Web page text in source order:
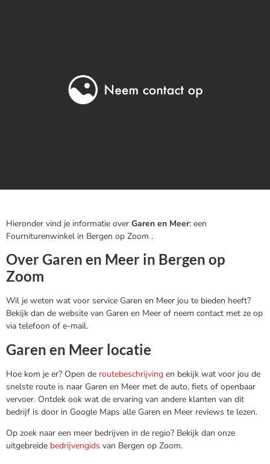
Hieronder vind je informatie over Garen en Meer: een
Fourniturenwinkel in Bergen op Zoom .
Over Garen en Meer in Bergen op
Zoom
Wil je weten wat voor service Garen en Meer jou te bieden heeft?
Bekijk dan de website van Garen en Meer of neem contact met ze op
via telefoon of e-mail.
Garen en Meer locatie
Hoe kom je er? Open de routebeschrijving en bekijk wat voor jou de
snelste route is naar Garen en Meer met de auto, fiets of openbaar
vervoer. Ontdek ook wat de ervaring van andere klanten van dit
bedrijf is door in Google Maps alle Garen en Meer reviews te lezen.
Op zoek naar een meer bedrijven in de regio? Bekijk dan onze
uitgebreide bedrijvengids van Bergen op Zoom.